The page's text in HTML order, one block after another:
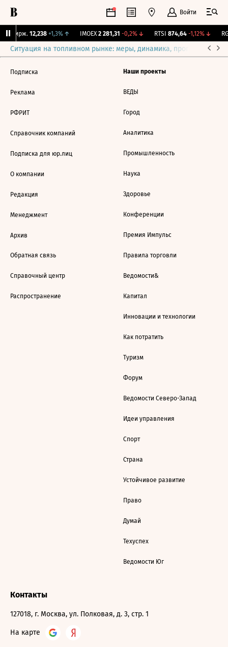
Войти
Бирж. 12,238 +1,3%↑ IMOEX 2 281,31 -0,2%↓ RTSI 874,64 -1,12%↓
Ситуация на топливном рынке: меры, динамика, прогнозы
Подписка
Реклама
РФРИТ
Справочник компаний
Подписка для юр.лиц
О компании
Редакция
Менеджмент
Архив
Обратная связь
Справочный центр
Распространение
Наши проекты
ВЕДЫ
Город
Аналитика
Промышленность
Наука
Здоровье
Конференции
Премия Импульс
Правила торговли
Ведомости&
Капитал
Инновации и технологии
Как потратить
Туризм
Форум
Ведомости Северо-Запад
Идеи управления
Спорт
Страна
Устойчивое развитие
Право
Думай
Техуспех
Ведомости Юг
Контакты
127018, г. Москва, ул. Полковая, д. 3, стр. 1
На карте